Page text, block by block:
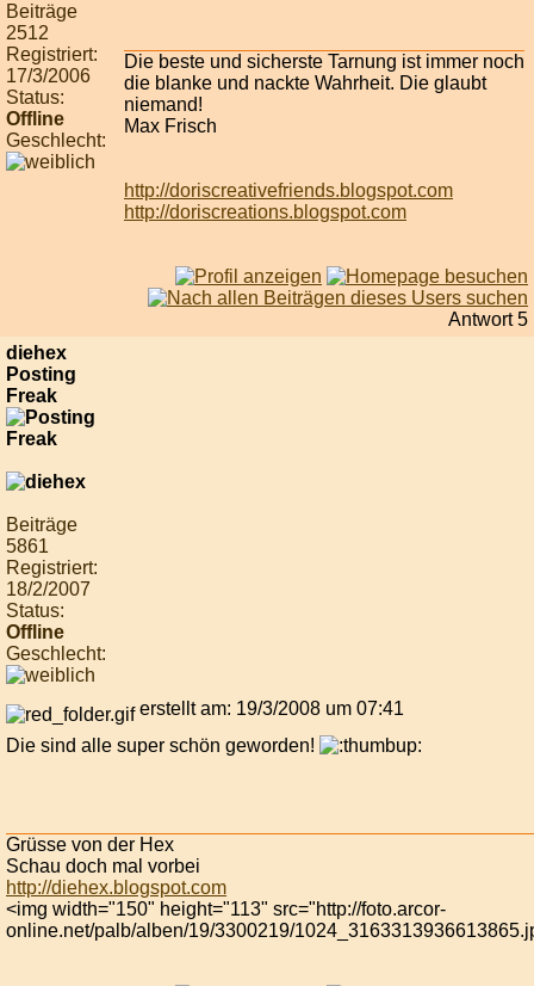
Beiträge
2512
Registriert:
17/3/2006
Status:
Offline
Geschlecht:
Die beste und sicherste Tarnung ist immer noch
die blanke und nackte Wahrheit. Die glaubt
niemand!
Max Frisch
http://doriscreativefriends.blogspot.com
http://doriscreations.blogspot.com
Antwort 5
diehex
Posting
Freak
Beiträge
5861
Registriert:
18/2/2007
Status:
Offline
Geschlecht:
erstellt am: 19/3/2008 um 07:41
Die sind alle super schön geworden!
Grüsse von der Hex
Schau doch mal vorbei
http://diehex.blogspot.com
<img width="150" height="113" src="http://foto.arcor-
online.net/palb/alben/19/3300219/